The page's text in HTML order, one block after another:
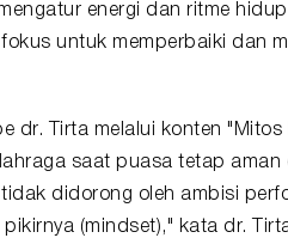
energi dan ritme
untuk memperbaiki dan
dr. Tirta melalui konten
saat puasa tetap
didorong oleh ambisi
(mindset)," kata dr.